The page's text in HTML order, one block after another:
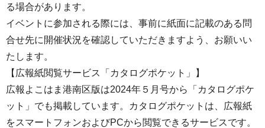
る場合があります。
イベントに参加される際には、事前に紙面に記載のある問
合せ先に開催状況を確認していただきますよう、お願いい
たします。
【広報紙閲覧サービス「カタログポケット」】
広報よこはま港南区版は2024年５月号から「カタログポケ
ット」でも掲載しています。カタログポケットは、広報紙
をスマートフォンおよびPCから閲覧できるサービスです。